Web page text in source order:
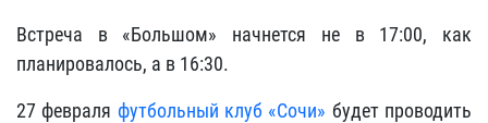
Встреча в «Большом» начнется не в 17:00, как
планировалось, а в 16:30.
27 февраля футбольный клуб «Сочи» будет проводить